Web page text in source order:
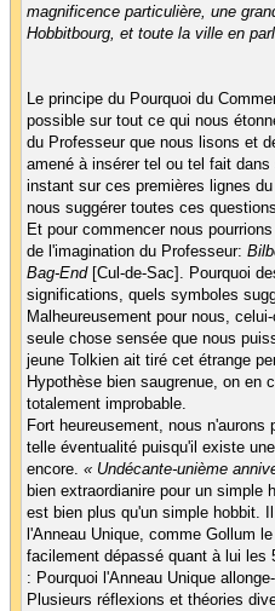
magnificence particulière, une
Hobbitbourg, et toute la ville en
Le principe du Pourquoi du
possible sur tout ce qui nous
du Professeur que nous lisons et
amené à insérer tel ou tel fait
instant sur ces premières lignes
nous suggérer toutes ces
Et pour commencer nous
de l'imagination du Professeur:
Bag-End [Cul-de-Sac]. Pourquoi
significations, quels symboles
Malheureusement pour nous,
seule chose sensée que nous
jeune Tolkien ait tiré cet étrange
Hypothèse bien saugrenue, on en
totalement improbable.
Fort heureusement, nous
telle éventualité puisqu'il existe
encore. « Undécante-unième
bien extraordianire pour un
est bien plus qu'un simple hobbit.
l'Anneau Unique, comme Gollum
facilement dépassé quant à lui les
: Pourquoi l'Anneau Unique
Plusieurs réflexions et théories